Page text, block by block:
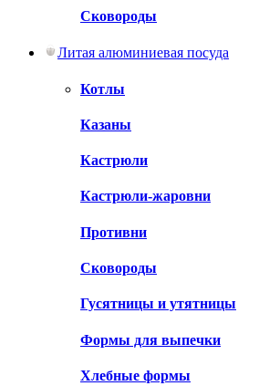
Сковороды
Литая алюминиевая посуда
Котлы
Казаны
Кастрюли
Кастрюли-жаровни
Противни
Сковороды
Гусятницы и утятницы
Формы для выпечки
Хлебные формы